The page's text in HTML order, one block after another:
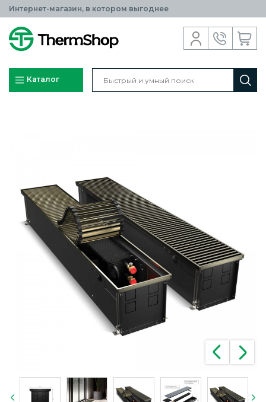
Интернет-магазин, в котором выгоднее
Каталог